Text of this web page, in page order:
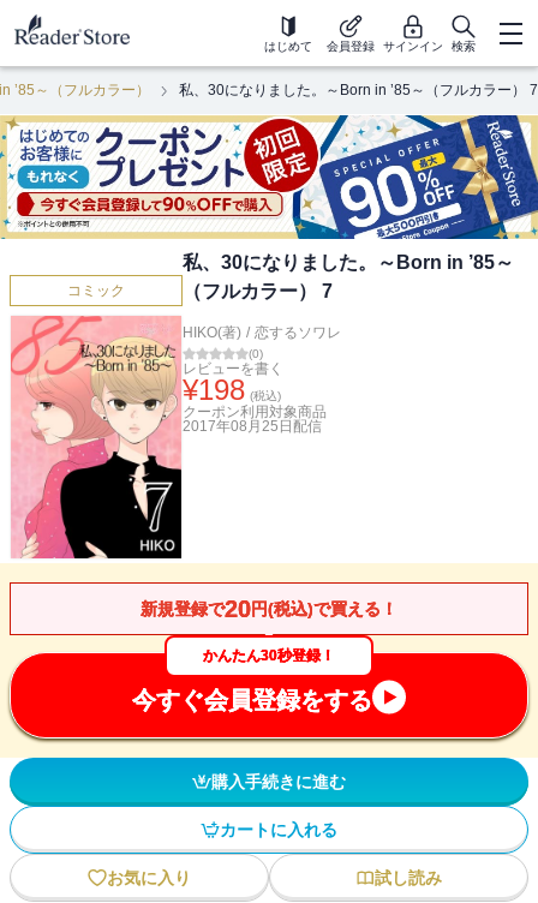
はじめて 会員登録 サインイン 検索
’85～（フルカラー） 私、30になりました。～Born in ’85～（フルカラー） 7
コミック
私、30になりました。～Born in ’85～
（フルカラー） 7
HIKO(著) / 恋するソワレ
(0)
レビューを書く
¥198 (税込)
クーポン利用対象商品
2017年08月25日 配信
新規登録で20円(税込)で買える！
かんたん30秒登録！
今すぐ会員登録をする
購入手続きに進む
カートに入れる
お気に入り
試し読み